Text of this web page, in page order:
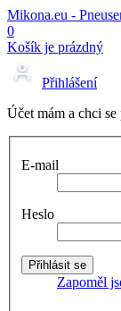
Mikona.eu -
0
Košík je prázdný
Přihlášení
Účet mám a chci
E-mail
Heslo
Zapoměl